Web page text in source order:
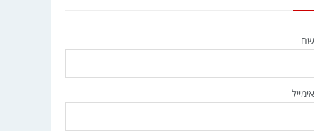
שם
אימייל